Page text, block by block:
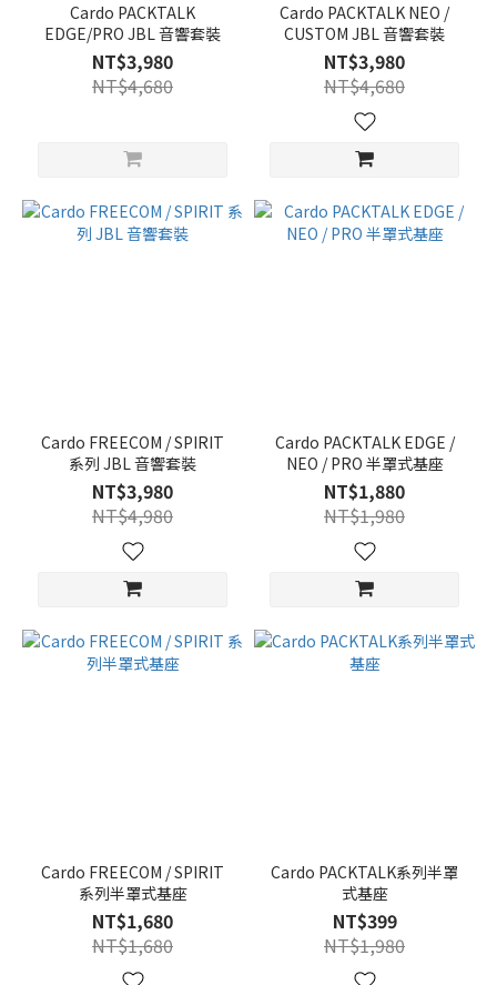
Cardo PACKTALK
EDGE/PRO JBL 音響套裝
NT$3,980
NT$4,680
Cardo PACKTALK NEO /
CUSTOM JBL 音響套裝
NT$3,980
NT$4,680
Cardo FREECOM / SPIRIT
系列 JBL 音響套裝
NT$3,980
NT$4,980
Cardo PACKTALK EDGE /
NEO / PRO 半罩式基座
NT$1,880
NT$1,980
Cardo FREECOM / SPIRIT
系列半罩式基座
NT$1,680
NT$1,680
Cardo PACKTALK系列半罩
式基座
NT$399
NT$1,980